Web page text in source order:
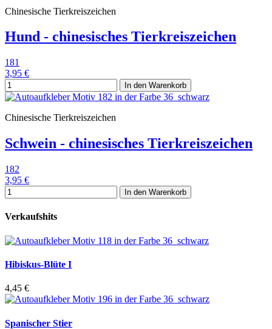
Chinesische Tierkreiszeichen
Hund - chinesisches Tierkreiszeichen
181
3,95 €
In den Warenkorb
Chinesische Tierkreiszeichen
Schwein - chinesisches Tierkreiszeichen
182
3,95 €
In den Warenkorb
Verkaufshits
Hibiskus-Blüte I
4,45 €
Spanischer Stier